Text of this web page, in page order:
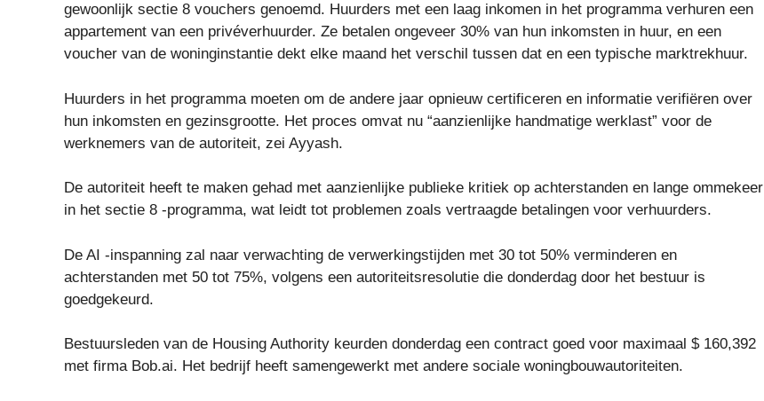
gewoonlijk sectie 8 vouchers genoemd. Huurders met een laag inkomen in het programma verhuren een
appartement van een privéverhuurder. Ze betalen ongeveer 30% van hun inkomsten in huur, en een
voucher van de woninginstantie dekt elke maand het verschil tussen dat en een typische marktrekhuur.
Huurders in het programma moeten om de andere jaar opnieuw certificeren en informatie verifiëren over
hun inkomsten en gezinsgrootte. Het proces omvat nu “aanzienlijke handmatige werklast” voor de
werknemers van de autoriteit, zei Ayyash.
De autoriteit heeft te maken gehad met aanzienlijke publieke kritiek op achterstanden en lange ommekeer
in het sectie 8 -programma, wat leidt tot problemen zoals vertraagde betalingen voor verhuurders.
De AI -inspanning zal naar verwachting de verwerkingstijden met 30 tot 50% verminderen en
achterstanden met 50 tot 75%, volgens een autoriteitsresolutie die donderdag door het bestuur is
goedgekeurd.
Bestuursleden van de Housing Authority keurden donderdag een contract goed voor maximaal $ 160,392
met firma Bob.ai. Het bedrijf heeft samengewerkt met andere sociale woningbouwautoriteiten.